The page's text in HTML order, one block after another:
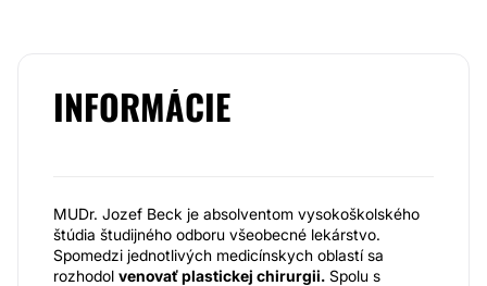
INFORMÁCIE
MUDr. Jozef Beck je absolventom vysokoškolského
štúdia študijného odboru všeobecné lekárstvo.
Spomedzi jednotlivých medicínskych oblastí sa
rozhodol venovať plastickej chirurgii. Spolu s